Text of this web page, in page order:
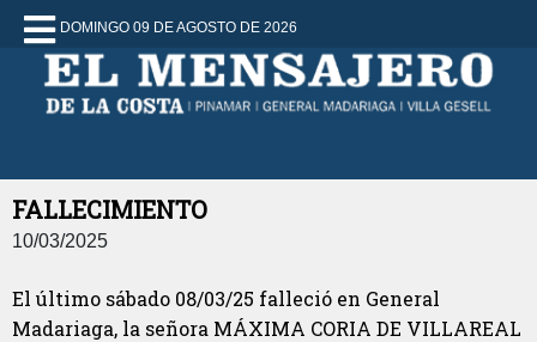
DOMINGO 09 DE AGOSTO DE 2026
FALLECIMIENTO
10/03/2025
El último sábado 08/03/25 falleció en General
Madariaga, la señora MÁXIMA CORIA DE VILLAREAL